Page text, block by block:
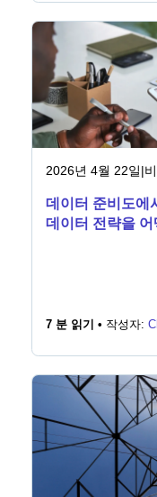
2026년 4월 22일|
데이터 준비도에
데이터 전략을
7 분 읽기 • 작성자: